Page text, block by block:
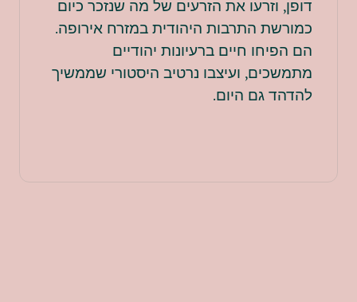
דופן, וזרעו את הזרעים של מה שנזכר כיום
כמורשת התרבות היהודית במזרח אירופה.
הם הפיחו חיים ברעיונות יהודיים
מתמשכים, ועיצבו נרטיב היסטורי שממשיך
להדהד גם היום.